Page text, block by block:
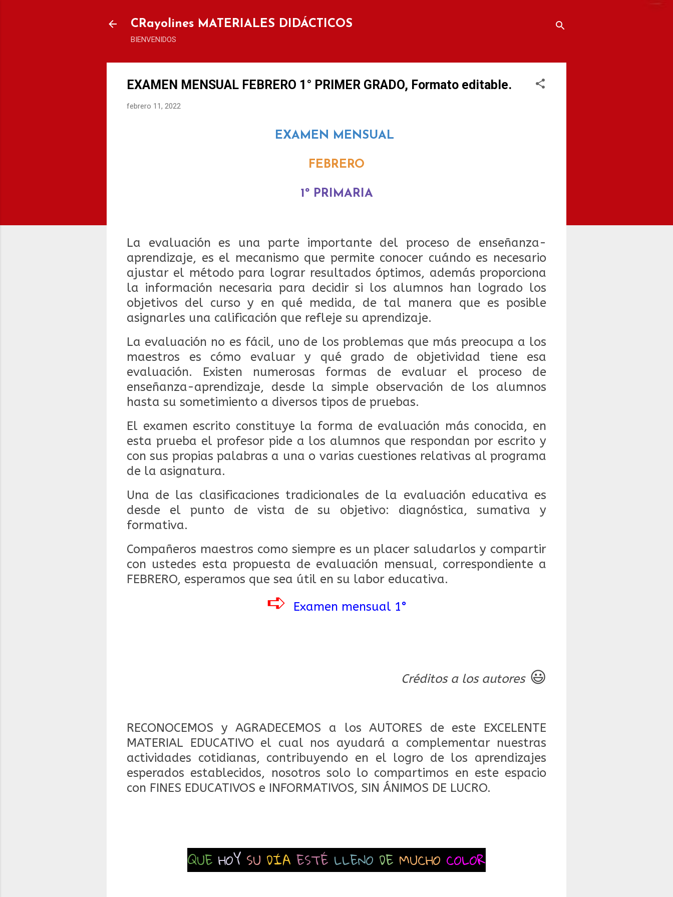
CRayolines MATERIALES DIDÁCTICOS
BIENVENIDOS
EXAMEN MENSUAL FEBRERO 1° PRIMER GRADO, Formato editable.
febrero 11, 2022
EXAMEN MENSUAL
FEBRERO
1º PRIMARIA
La evaluación es una parte importante del proceso de enseñanza-
aprendizaje, es el mecanismo que permite conocer cuándo es necesario
ajustar el método para lograr resultados óptimos, además proporciona
la información necesaria para decidir si los alumnos han logrado los
objetivos del curso y en qué medida, de tal manera que es posible
asignarles una calificación que refleje su aprendizaje.
La evaluación no es fácil, uno de los problemas que más preocupa a los
maestros es cómo evaluar y qué grado de objetividad tiene esa
evaluación. Existen numerosas formas de evaluar el proceso de
enseñanza-aprendizaje, desde la simple observación de los alumnos
hasta su sometimiento a diversos tipos de pruebas.
El examen escrito constituye la forma de evaluación más conocida, en
esta prueba el profesor pide a los alumnos que respondan por escrito y
con sus propias palabras a una o varias cuestiones relativas al programa
de la asignatura.
Una de las clasificaciones tradicionales de la evaluación educativa es
desde el punto de vista de su objetivo: diagnóstica, sumativa y
formativa.
Compañeros maestros como siempre es un placer saludarlos y compartir
con ustedes esta propuesta de evaluación mensual, correspondiente a
FEBRERO, esperamos que sea útil en su labor educativa.
➪ Examen mensual 1°
Créditos a los autores😃
RECONOCEMOS y AGRADECEMOS a los AUTORES de este EXCELENTE
MATERIAL EDUCATIVO el cual nos ayudará a complementar nuestras
actividades cotidianas, contribuyendo en el logro de los aprendizajes
esperados establecidos, nosotros solo lo compartimos en este espacio
con FINES EDUCATIVOS e INFORMATIVOS, SIN ÁNIMOS DE LUCRO.
QUE HOY SU DÍA ESTÉ LLENO DE MUCHO COLOR